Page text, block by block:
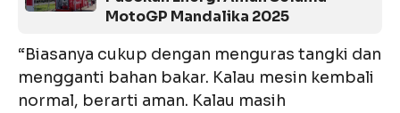
MotoGP Mandalika 2025
“Biasanya cukup dengan menguras tangki dan
mengganti bahan bakar. Kalau mesin kembali
normal, berarti aman. Kalau masih